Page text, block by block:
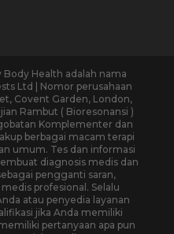
Health adalah nama
Ltd | Nomor perusahaan
Covent Garden, London,
Rambut ( Bioresonansi )
Komplementer dan
berbagai macam terapi
umum. Tes dan informasi
diagnosis medis dan
pengganti saran,
profesional. Selalu
atau penyedia layanan
jika Anda memiliki
pertanyaan apa pun